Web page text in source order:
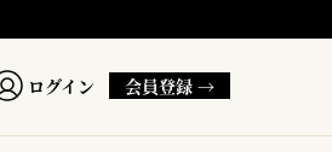
ログイン 会員登録 →